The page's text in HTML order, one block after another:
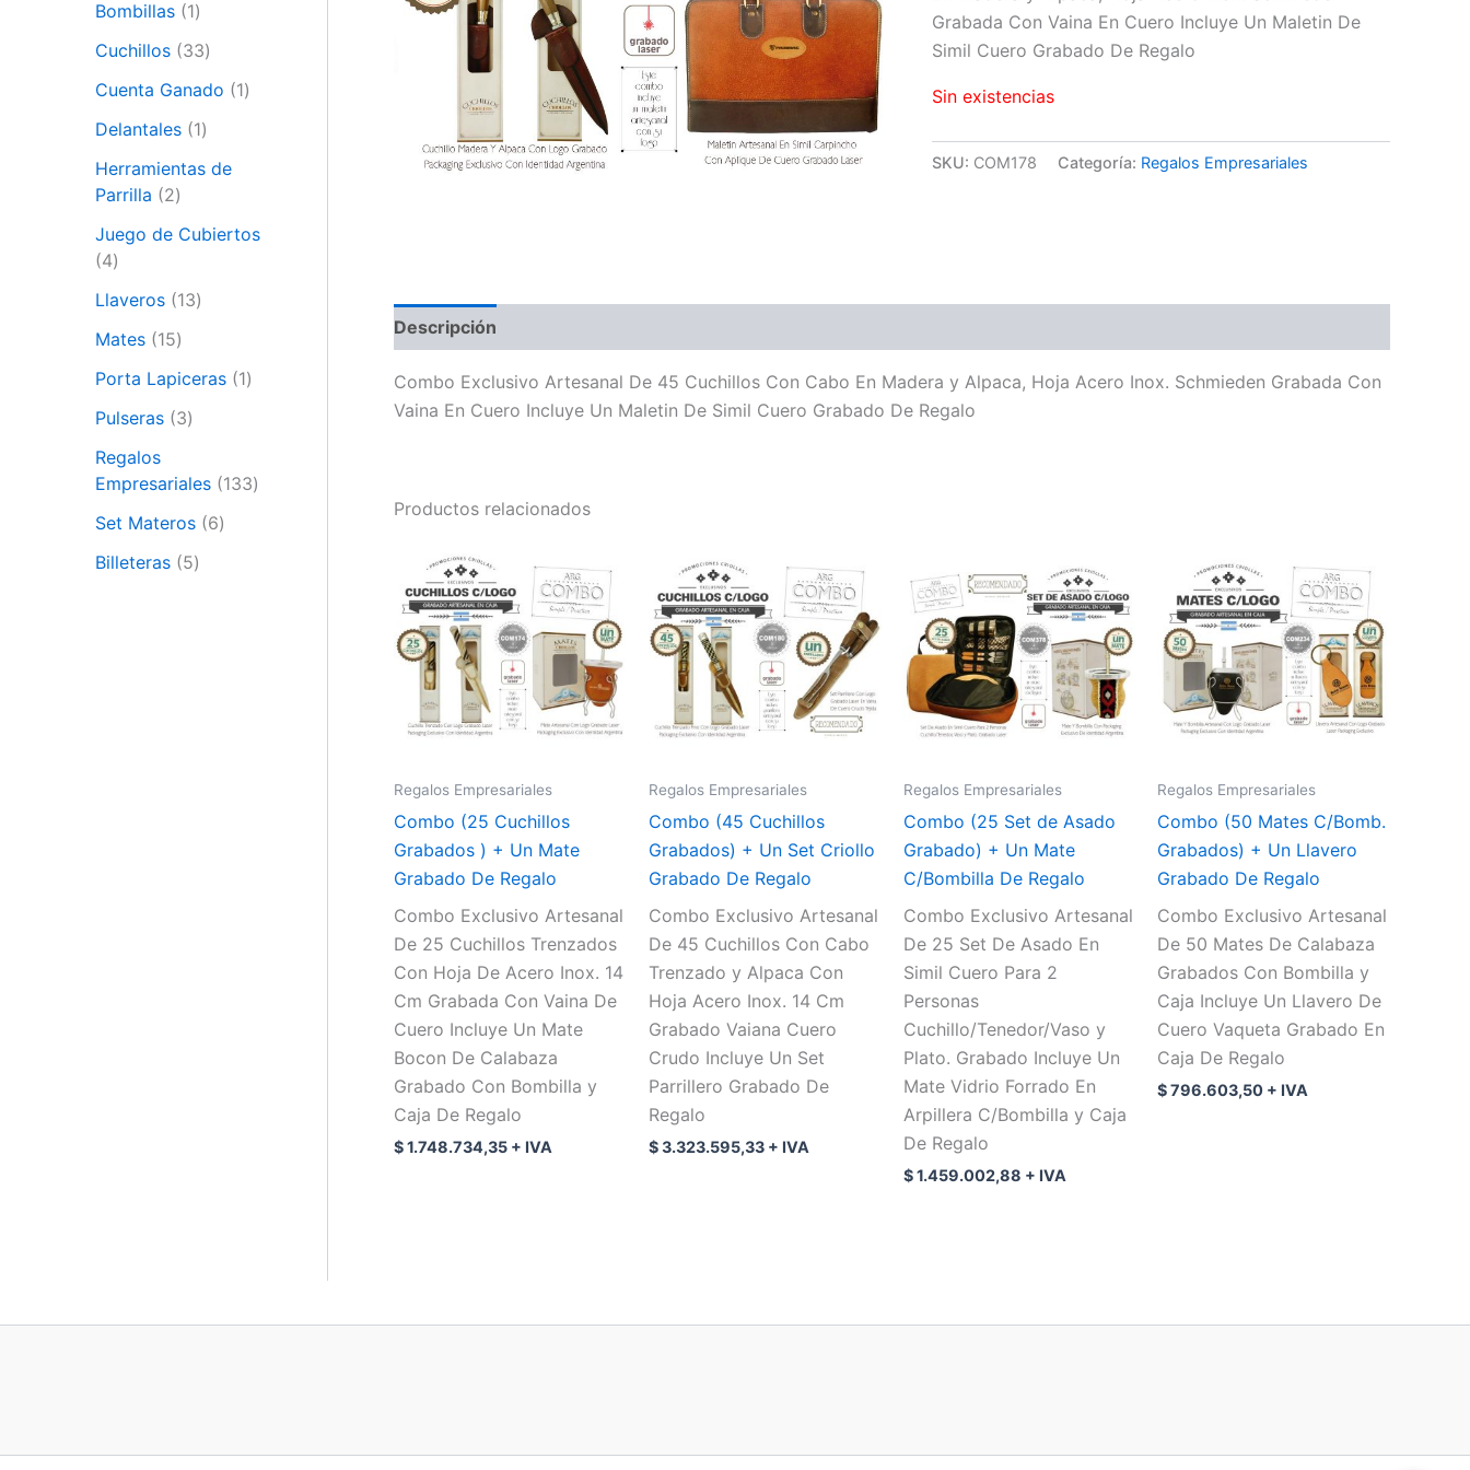
Bombillas 1
Cuchillos 33
Cuenta Ganado 1
Delantales 1
Herramientas de
Parrilla
2
Juego de Cubiertos
4
Llaveros 13
Mates 15
Porta Lapiceras 1
Pulseras 3
Regalos
Empresariales 133
Set Materos 6
Billeteras 5
Grabada Con Vaina En Cuero Incluye Un Maletin De
Simil Cuero Grabado De Regalo
Sin existencias
SKU: COM178 Categoría: Regalos Empresariales
Descripción
Combo Exclusivo Artesanal De 45 Cuchillos Con Cabo En Madera y Alpaca, Hoja Acero Inox. Schmieden Grabada Con
Vaina En Cuero Incluye Un Maletin De Simil Cuero Grabado De Regalo
Productos relacionados
Regalos Empresariales
Combo (25 Cuchillos
Grabados ) + Un Mate
Grabado De Regalo
Combo Exclusivo Artesanal
De 25 Cuchillos Trenzados
Con Hoja De Acero Inox. 14
Cm Grabada Con Vaina De
Cuero Incluye Un Mate
Bocon De Calabaza
Grabado Con Bombilla y
Caja De Regalo
$1.748.734,35 + IVA
Regalos Empresariales
Combo (45 Cuchillos
Grabados) + Un Set Criollo
Grabado De Regalo
Combo Exclusivo Artesanal
De 45 Cuchillos Con Cabo
Trenzado y Alpaca Con
Hoja Acero Inox. 14 Cm
Grabado Vaiana Cuero
Crudo Incluye Un Set
Parrillero Grabado De
Regalo
$3.323.595,33 + IVA
Regalos Empresariales
Combo (25 Set de Asado
Grabado) + Un Mate
C/Bombilla De Regalo
Combo Exclusivo Artesanal
De 25 Set De Asado En
Simil Cuero Para 2
Personas
Cuchillo/Tenedor/Vaso y
Plato. Grabado Incluye Un
Mate Vidrio Forrado En
Arpillera C/Bombilla y Caja
De Regalo
$1.459.002,88 + IVA
Regalos Empresariales
Combo (50 Mates C/Bomb.
Grabados) + Un Llavero
Grabado De Regalo
Combo Exclusivo Artesanal
De 50 Mates De Calabaza
Grabados Con Bombilla y
Caja Incluye Un Llavero De
Cuero Vaqueta Grabado En
Caja De Regalo
$796.603,50 + IVA